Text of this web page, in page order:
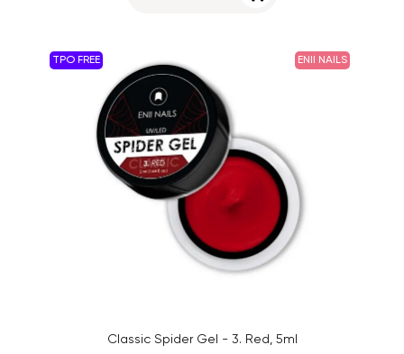
TPO FREE ENII NAILS
Classic Spider Gel - 3. Red, 5ml